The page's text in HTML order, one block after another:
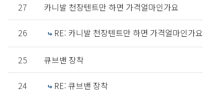
27 카니발 천장텐트만 하면 가격얼마인가요
26 RE: 카니발 천장텐트만 하면 가격얼마인가요
25 큐브밴 장착
24 RE: 큐브밴 장착